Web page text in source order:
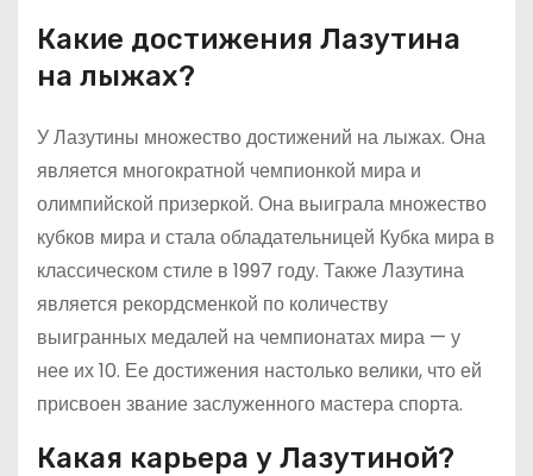
Какие достижения Лазутина
на лыжах?
У Лазутины множество достижений на лыжах. Она
является многократной чемпионкой мира и
олимпийской призеркой. Она выиграла множество
кубков мира и стала обладательницей Кубка мира в
классическом стиле в 1997 году. Также Лазутина
является рекордсменкой по количеству
выигранных медалей на чемпионатах мира — у
нее их 10. Ее достижения настолько велики, что ей
присвоен звание заслуженного мастера спорта.
Какая карьера у Лазутиной?